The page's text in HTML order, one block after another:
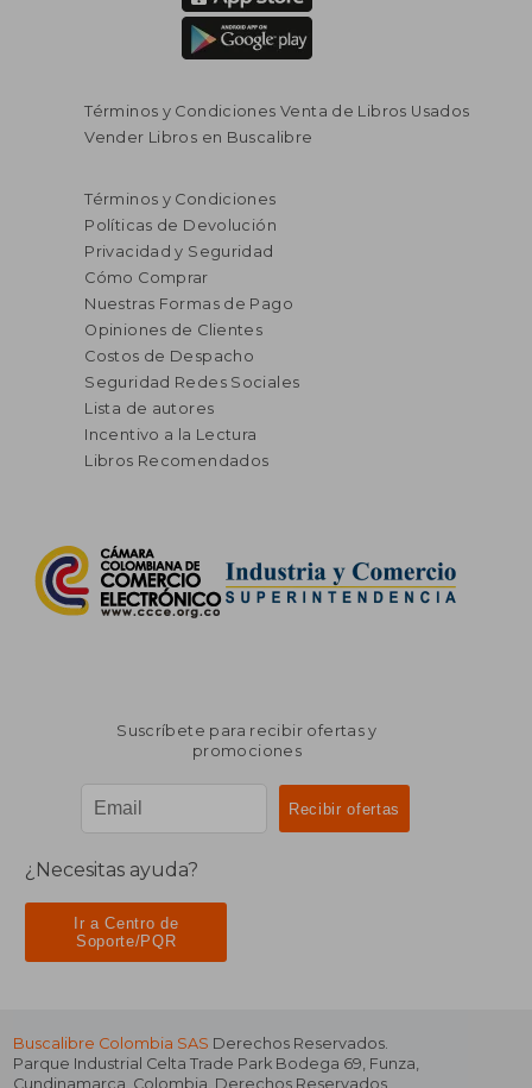
Términos y Condiciones Venta de Libros Usados
Vender Libros en Buscalibre
Términos y Condiciones
Políticas de Devolución
Privacidad y Seguridad
Cómo Comprar
Nuestras Formas de Pago
Opiniones de Clientes
Costos de Despacho
Seguridad Redes Sociales
Lista de autores
Incentivo a la Lectura
Libros Recomendados
Suscríbete para recibir ofertas y
promociones
¿Necesitas ayuda?
Ir a Centro de
Soporte/PQR
Buscalibre Colombia SAS Derechos Reservados.
Parque Industrial Celta Trade Park Bodega 69 Funza
Cundinamarca Colombia . Derechos Reservados.